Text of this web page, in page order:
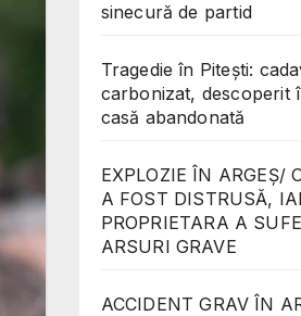
sinecură de partid
Tragedie în Pitești:
carbonizat, descoperit
casă abandonată
EXPLOZIE ÎN ARGEȘ/
A FOST DISTRUSĂ,
PROPRIETARA A
ARSURI GRAVE
ACCIDENT GRAV ÎN